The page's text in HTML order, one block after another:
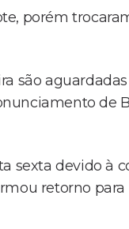
porém
são
de
sexta devido à
retorno